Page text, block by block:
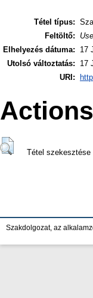
Tétel típus:
Feltöltő:
Elhelyezés dátuma:
17
Utolsó változtatás:
17
URI:
Tétel szekesztése
Szakdolgozat, az